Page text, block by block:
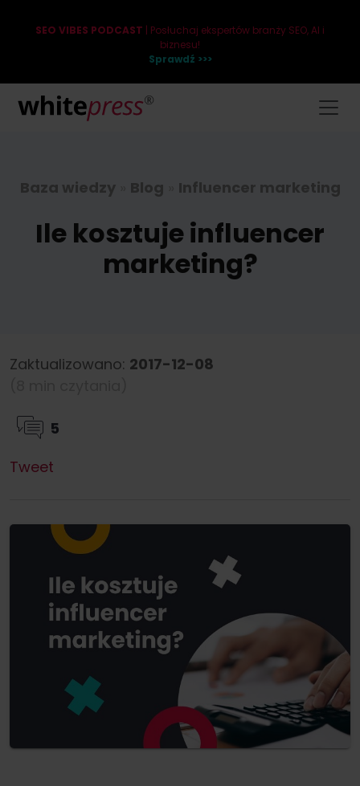
SEO VIBES PODCAST | Posłuchaj ekspertów branży SEO, AI i
biznesu!
Sprawdź >>>
Baza wiedzy Blog Influencer marketing
Ile kosztuje influencer
marketing?
Zaktualizowano: 2017-12-08
5
Tweet